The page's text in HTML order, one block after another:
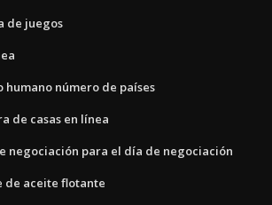
de juegos
número de países
de casas en línea
negociación para el día de negociación
de aceite flotante